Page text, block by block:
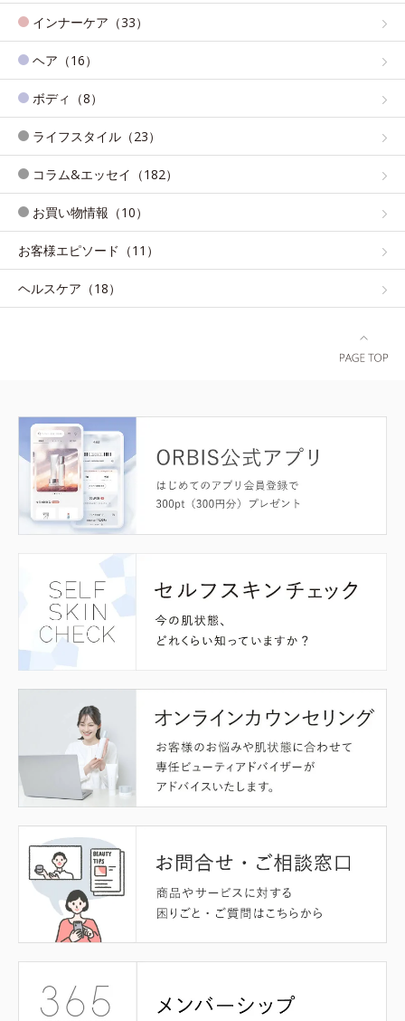
インナーケア（33）
ヘア（16）
ボディ（8）
ライフスタイル（23）
コラム&エッセイ（182）
お買い物情報（10）
お客様エピソード（11）
ヘルスケア（18）